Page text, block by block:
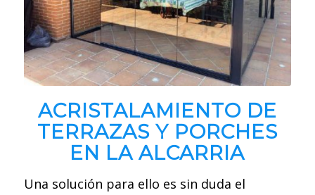
ACRISTALAMIENTO DE
TERRAZAS Y PORCHES
EN LA ALCARRIA
Una solución para ello es sin duda el